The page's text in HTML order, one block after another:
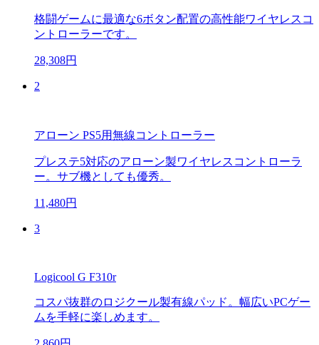
格闘ゲームに最適な6ボタン配置の高性能ワイヤレスコ
ントローラーです。
28,308円
2
アローン PS5用無線コントローラー
プレステ5対応のアローン製ワイヤレスコントローラ
ー。サブ機としても優秀。
11,480円
3
Logicool G F310r
コスパ抜群のロジクール製有線パッド。幅広いPCゲー
ムを手軽に楽しめます。